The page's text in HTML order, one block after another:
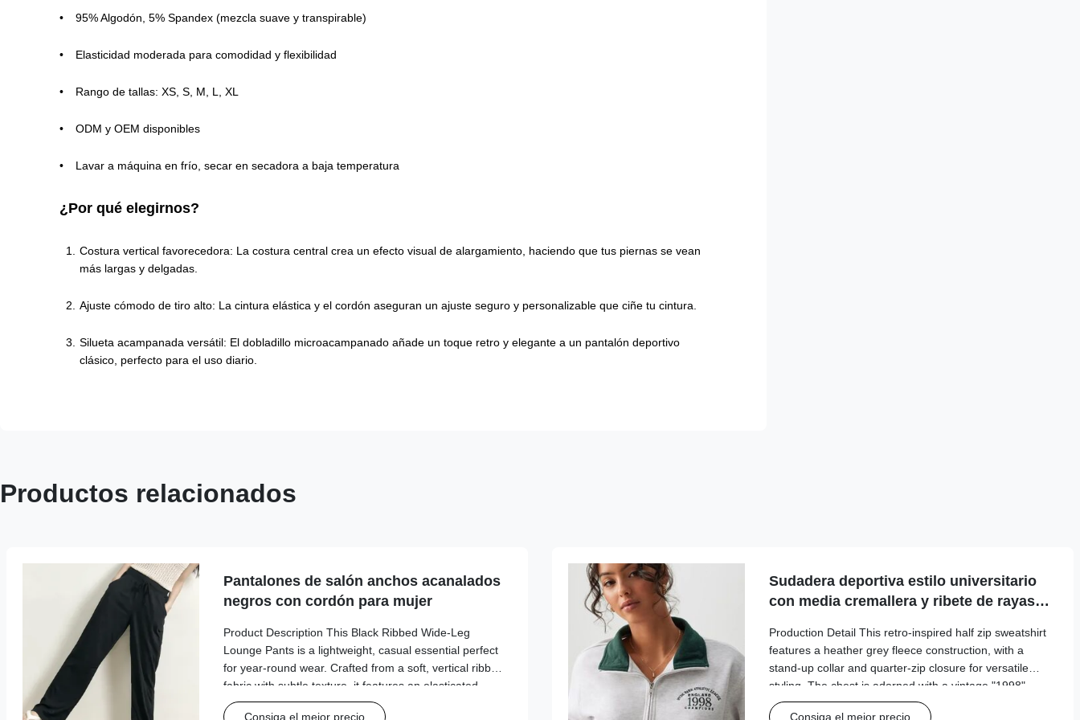
95% Algodón, 5% Spandex (mezcla suave y transpirable)
Elasticidad moderada para comodidad y flexibilidad
Rango de tallas: XS, S, M, L, XL
ODM y OEM disponibles
Lavar a máquina en frío, secar en secadora a baja temperatura
¿Por qué elegirnos?
Costura vertical favorecedora: La costura central crea un efecto visual de alargamiento, haciendo que tus piernas se vean
más largas y delgadas.
Ajuste cómodo de tiro alto: La cintura elástica y el cordón aseguran un ajuste seguro y personalizable que ciñe tu cintura.
Silueta acampanada versátil: El dobladillo microacampanado añade un toque retro y elegante a un pantalón deportivo
clásico, perfecto para el uso diario.
Productos relacionados
Pantalones de salón anchos acanalados
negros con cordón para mujer
Product Description This Black Ribbed Wide-Leg
Lounge Pants is a lightweight, casual essential perfect
for year-round wear. Crafted from a soft, vertical ribbed
fabric with subtle texture, it features an elasticated
waistband with a drawstring tie for a customizable fit,
Consiga el mejor precio
Sudadera deportiva estilo universitario
con media cremallera y ribete de rayas
Production Detail This retro-inspired half zip sweatshirt
features a heather grey fleece construction, with a
stand-up collar and quarter-zip closure for versatile
styling. The chest is adorned with a vintage "1998"
graphic print, while the cuffs and hem are finished with
Consiga el mejor precio